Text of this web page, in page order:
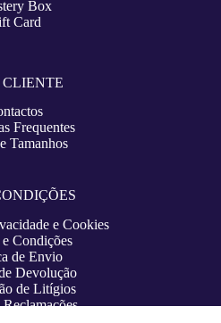
Box
Card
Frequentes
Tamanhos
e Cookies
Condições
de Envio
Devolução
de Litígios